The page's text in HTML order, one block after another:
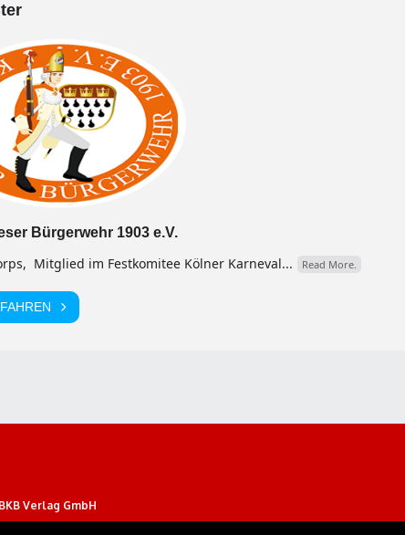
Bürgerwehr 1903 e.V.
Mitglied im Festkomitee Kölner Karneval... Read More.
Verlag GmbH